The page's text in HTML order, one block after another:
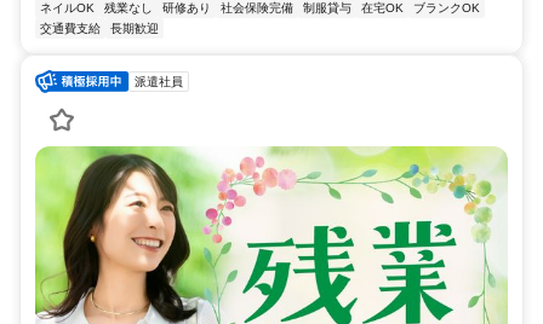
ネイルOK
残業なし 研修あり 社会保険完備 制服貸与 在宅OK
ブランクOK
交通費支給
長期歓迎
派遣社員